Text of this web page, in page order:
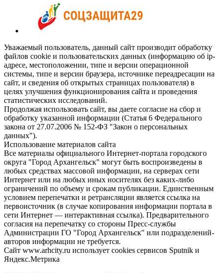
Уважаемый пользователь, данный сайт производит обработку
файлов cookie и пользовательских данных (информацию об ip-
адресе, местоположении, типе и версии операционной
системы, типе и версии браузера, источнике переадресации на
сайт, и сведения об открытых страницах пользователя) в
целях улучшения функционирования сайта и проведения
статистических исследований.
Продолжая использовать сайт, вы даете согласие на сбор и
обработку указанной информации (Статья 6 Федерального
закона от 27.07.2006 № 152-ФЗ "Закон о персональных
данных").
Использование материалов сайта
Все материалы официального Интернет-портала городского
округа "Город Архангельск" могут быть воспроизведены в
любых средствах массовой информации, на серверах сети
Интернет или на любых иных носителях без каких-либо
ограничений по объему и срокам публикации. Единственным
условием перепечатки и ретрансляции является ссылка на
первоисточник (в случае копирования информации портала в
сети Интернет — интерактивная ссылка). Предварительного
согласия на перепечатку со стороны Пресс-службы
Администрации ГО "Город Архангельск" или подразделений-
авторов информации не требуется.
Сайт www.arhcity.ru использует cookies сервисов Sputnik и
Яндекс.Метрика